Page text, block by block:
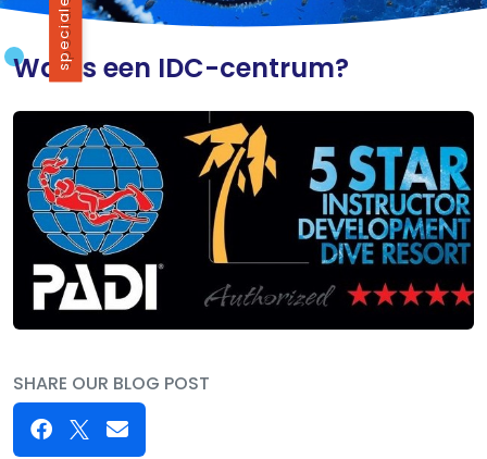
Wat is een IDC-centrum?
SHARE OUR BLOG POST